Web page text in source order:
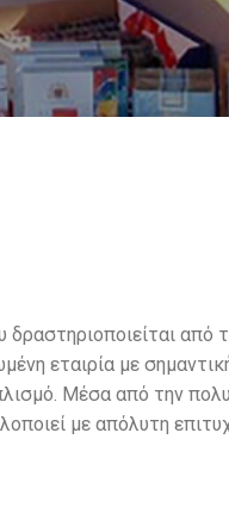
δραστηριοποιείται
εταιρία με
Μέσα από την
με απόλυτη